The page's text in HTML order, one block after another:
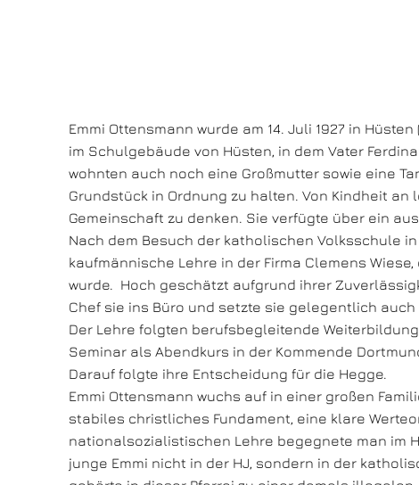
Emmi Ottensmann wurde am 14. Juli 1927 in
im Schulgebäude von Hüsten, in dem Vater
wohnten auch noch eine Großmutter sowie eine
Grundstück in Ordnung zu halten. Von Kindheit
Gemeinschaft zu denken. Sie verfügte über ein
Nach dem Besuch der katholischen Volksschule
kaufmännische Lehre in der Firma Clemens
wurde. Hoch geschätzt aufgrund ihrer
Chef sie ins Büro und setzte sie gelegentlich
Der Lehre folgten berufsbegleitende
Seminar als Abendkurs in der Kommende
Darauf folgte ihre Entscheidung für die Hegge.
Emmi Ottensmann wuchs auf in einer großen
stabiles christliches Fundament, eine klare
nationalsozialistischen Lehre begegnete man im
junge Emmi nicht in der HJ, sondern in der